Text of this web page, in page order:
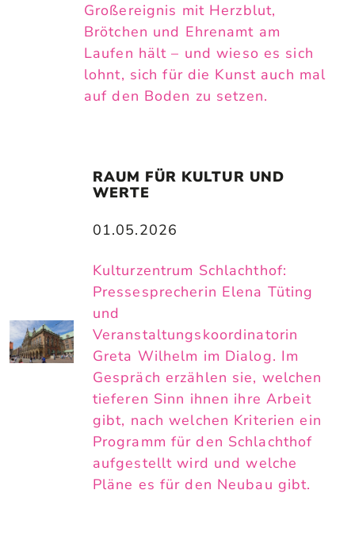
Großereignis mit Herzblut,
Brötchen und Ehrenamt am
Laufen hält – und wieso es sich
lohnt, sich für die Kunst auch mal
auf den Boden zu setzen.
RAUM FÜR KULTUR UND
WERTE
01.05.2026
Kulturzentrum Schlachthof:
Pressesprecherin Elena Tüting
und
Veranstaltungskoordinatorin
Greta Wilhelm im Dialog. Im
Gespräch erzählen sie, welchen
tieferen Sinn ihnen ihre Arbeit
gibt, nach welchen Kriterien ein
Programm für den Schlachthof
aufgestellt wird und welche
Pläne es für den Neubau gibt.